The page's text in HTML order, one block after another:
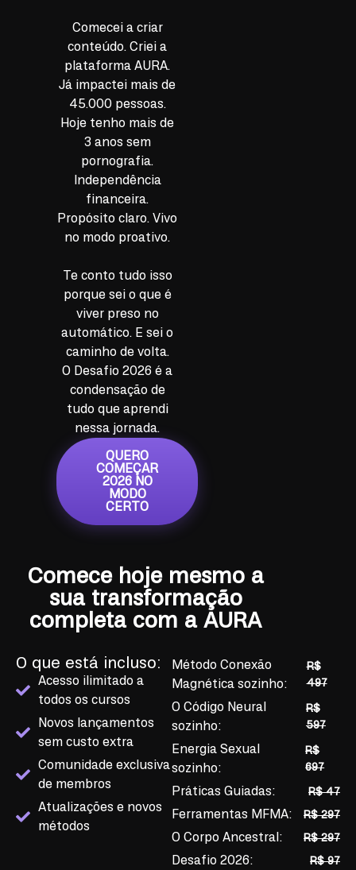
Comecei a criar
conteúdo. Criei a
plataforma AURA.
Já impactei mais de
45.000 pessoas.
Hoje tenho mais de
3 anos sem
pornografia.
Independência
financeira.
Propósito claro. Vivo
no modo proativo.
Te conto tudo isso
porque sei o que é
viver preso no
automático. E sei o
caminho de volta.
O Desafio 2026 é a
condensação de
tudo que aprendi
nessa jornada.
QUERO
COMEÇAR
2026 NO
MODO
CERTO
Comece hoje mesmo a
sua transformação
completa com a AURA
O que está incluso:
Acesso ilimitado a
todos os cursos
Novos lançamentos
sem custo extra
Comunidade exclusiva
de membros
Atualizações e novos
métodos
Método Conexão
Magnética sozinho:
R$
497
O Código Neural
sozinho:
R$
597
Energia Sexual
sozinho:
R$
697
Práticas Guiadas: R$ 47
Ferramentas MFMA: R$ 297
O Corpo Ancestral: R$ 297
Desafio 2026: R$ 97